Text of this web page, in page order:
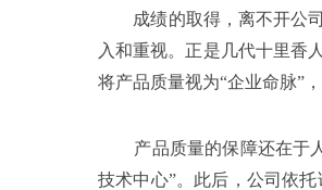
成绩的取得，离不开公
入和重视。正是几代十里香
将产品质量视为“企业命脉”
产品质量的保障还在于
技术中心”。此后，公司依